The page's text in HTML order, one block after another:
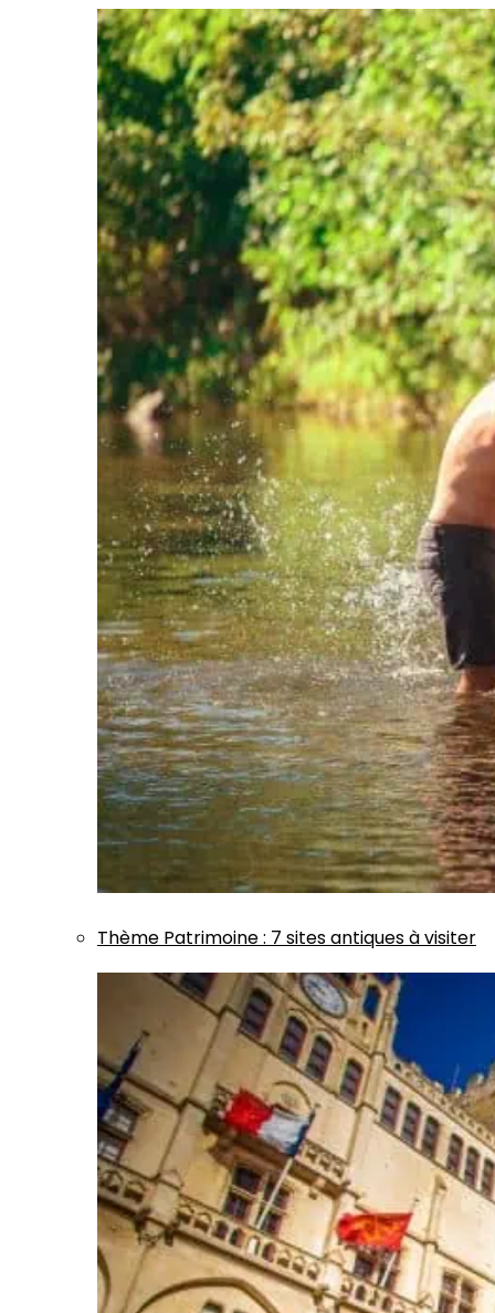
Thème Patrimoine: 7 sites antiques à visiter